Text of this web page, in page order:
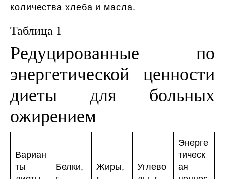
количества хлеба и масла.
Таблица 1
Редуцированные по
энергетической ценности
диеты для больных
ожирением
Вариан
ты
Белки,
Жиры,
Углево
Энерге
тическ
ая